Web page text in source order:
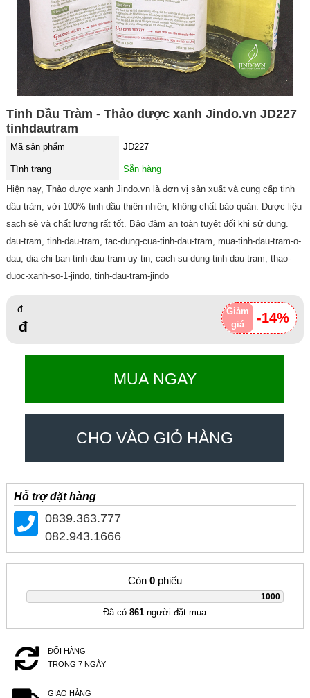
Tinh Dầu Tràm - Thảo dược xanh Jindo.vn JD227
tinhdautram
Mã sản phẩm JD227
Tình trạng
Sẵn hàng
Hiện nay, Thảo dược xanh Jindo.vn là đơn vị sản xuất và cung cấp tinh
dầu tràm, với 100% tinh dầu thiên nhiên, không chất bảo quản. Dược liệu
sạch sẽ và chất lượng rất tốt. Bảo đảm an toàn tuyệt đối khi sử dụng.
dau-tram, tinh-dau-tram, tac-dung-cua-tinh-dau-tram, mua-tinh-dau-tram-o-
dau, dia-chi-ban-tinh-dau-tram-uy-tin, cach-su-dung-tinh-dau-tram, thao-
duoc-xanh-so-1-jindo, tinh-dau-tram-jindo
Giảm
giá
-14%
MUA NGAY
CHO VÀO GIỎ HÀNG
Hỗ trợ đặt hàng
0839.363.777
082.943.1666
Còn 0phiếu
1000
Đã có861 người đặt mua
ĐỔI HÀNG
TRONG 7 NGÀY
GIAO HÀNG